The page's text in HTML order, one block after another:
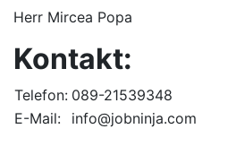
Herr Mircea Popa
Kontakt:
Telefon: 089-21539348
E-Mail:
info@jobninja.com